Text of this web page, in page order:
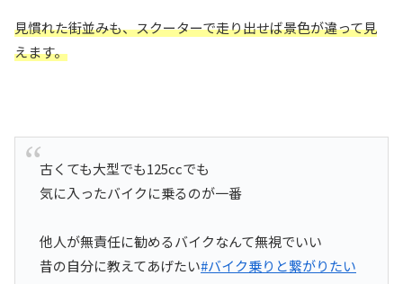
見慣れた街並みも、スクーターで走り出せば景色が違って見
えます。
古くても大型でも125ccでも
気に入ったバイクに乗るのが一番
他人が無責任に勧めるバイクなんて無視でいい
昔の自分に教えてあげたい#バイク乗りと繋がりたい